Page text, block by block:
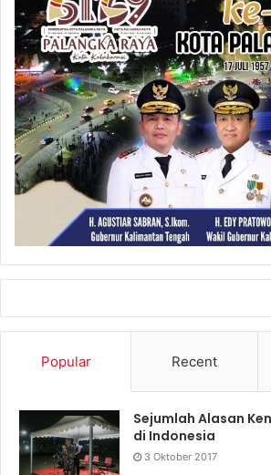
Popular Recent
Sejumlah Alasan
di Indonesia
3 Oktober 2017